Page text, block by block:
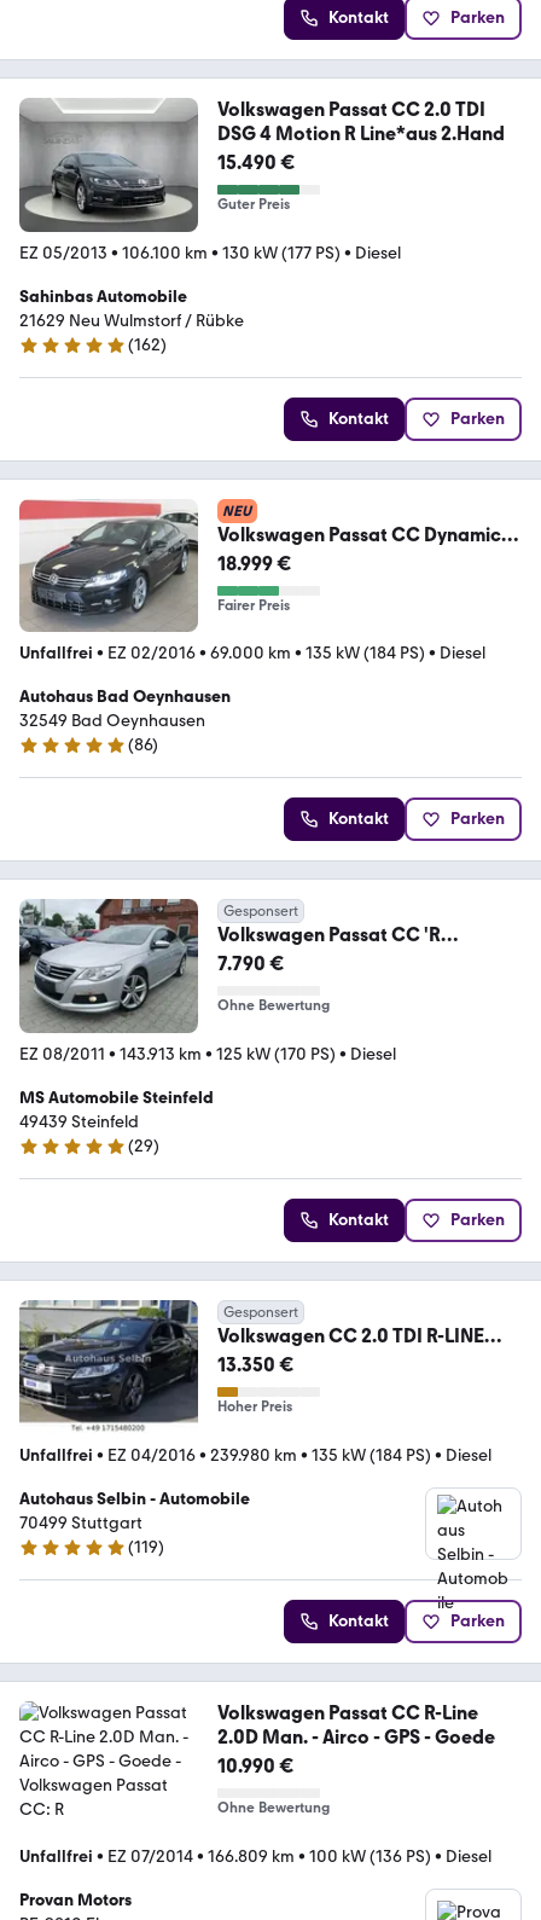
Kontakt Parken
Volkswagen Passat CC 2.0 TDI
DSG 4 Motion R Line*aus 2.Hand
15.490 €
Guter Preis
EZ 05/2013 • 106.100 km • 130 kW (177 PS) • Diesel
Sahinbas Automobile
21629 Neu Wulmstorf / Rübke
4.8 Sterne
(162)
Kontakt Parken
NEU
Volkswagen Passat CC Dynamic
Black BMT R-Line
18.999 €
Fairer Preis
Unfallfrei • EZ 02/2016• 69.000 km • 135 kW (184 PS) • Diesel
Autohaus Bad Oeynhausen
32549 Bad Oeynhausen
5 Sterne
(86)
Kontakt Parken
Gesponsert
Volkswagen Passat CC 'R
LINE'AHK'SHZ
7.790 €
Ohne Bewertung
EZ 08/2011 • 143.913 km • 125 kW (170 PS) • Diesel
MS Automobile Steinfeld
49439 Steinfeld
4.9 Sterne
(29)
Kontakt Parken
Gesponsert
Volkswagen CC 2.0 TDI R-LINE
DSG BMT
NAVI*XENON*LEDER*PANO
13.350 €
Hoher Preis
Unfallfrei • EZ 04/2016• 239.980 km • 135 kW (184 PS) • Diesel
Autohaus Selbin - Automobile
70499 Stuttgart
4.9 Sterne
(119)
Kontakt Parken
Volkswagen Passat CC R-Line
2.0D Man. - Airco - GPS - Goede
10.990 €
Ohne Bewertung
Unfallfrei • EZ 07/2014• 166.809 km • 100 kW (136 PS) • Diesel
Provan Motors